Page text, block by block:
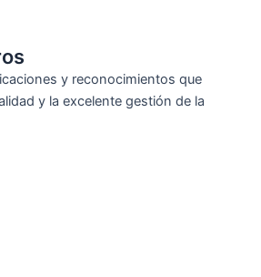
y reconocimientos que
y la excelente gestión de la